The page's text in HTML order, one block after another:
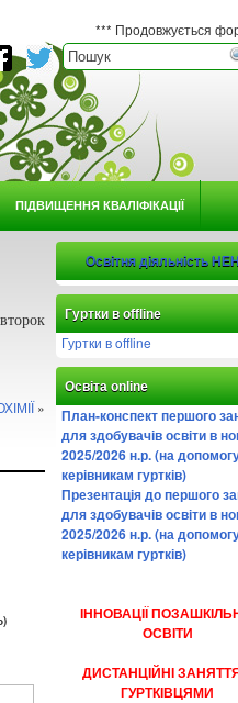
*** Продовжується формування
ПІДВИЩЕННЯ КВАЛІФІКАЦІЇ
»
Освітня діяльність
Гуртки в offline
Гуртки в offline
Освіта online
План-конспект першого
для здобувачів освіти в
2025/2026 н.р. (на
керівникам гуртків)
Презентація до першого
для здобувачів освіти в
2025/2026 н.р. (на
керівникам гуртків)
ІННОВАЦІЇ
ОСВІТИ
ДИСТАНЦІЙНІ
ГУРТКІВЦЯМИ